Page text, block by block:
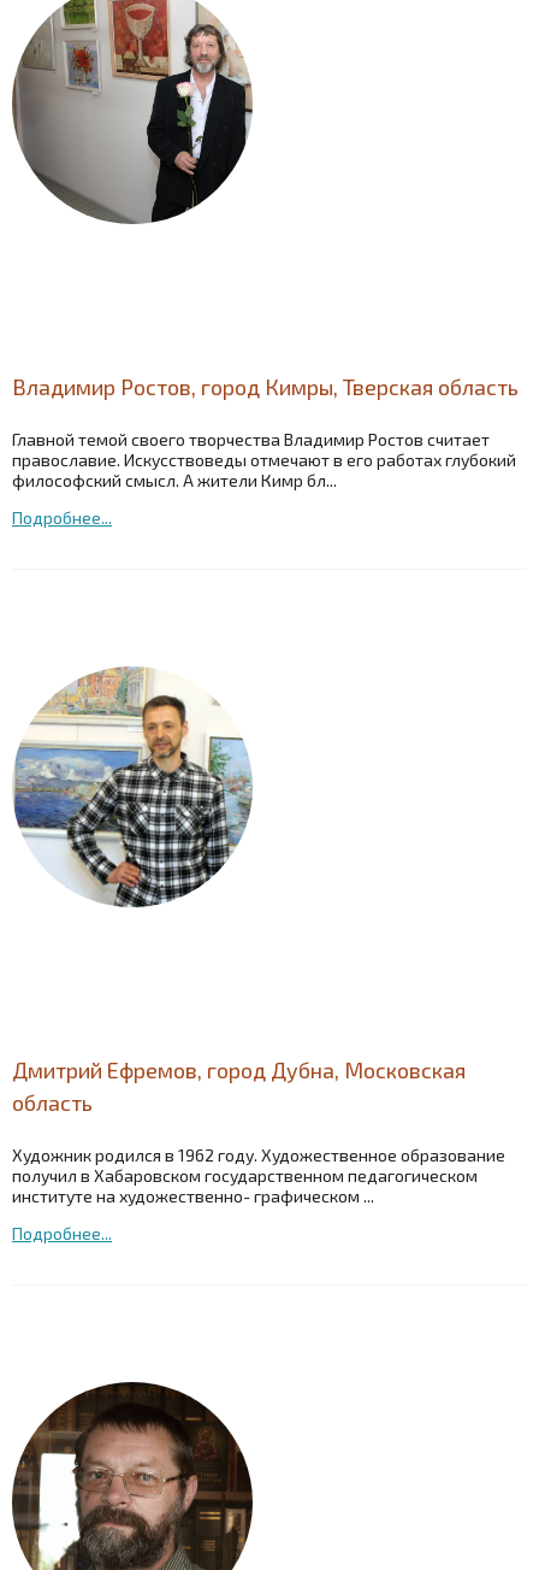
Владимир Ростов, город Кимры, Тверская область
Главной темой своего творчества Владимир Ростов считает
православие. Искусствоведы отмечают в его работах глубокий
философский смысл. А жители Кимр бл...
Подробнее...
Дмитрий Ефремов, город Дубна, Московская
область
Художник родился в 1962 году. Художественное образование
получил в Хабаровском государственном педагогическом
институте на художественно- графическом ...
Подробнее...